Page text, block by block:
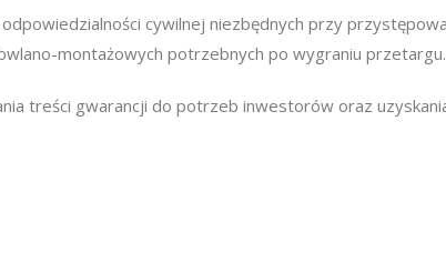
cywilnej niezbędnych przy
montażowych potrzebnych po wygraniu przetargu.
treści gwarancji do potrzeb inwestorów oraz